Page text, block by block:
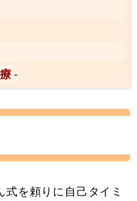
-
を頼りに自己タイミ